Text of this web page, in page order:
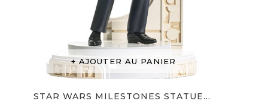
AJOUTER AU PANIER
STAR WARS MILESTONES STATUE...